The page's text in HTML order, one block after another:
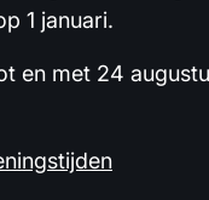
1 januari.
en met 24